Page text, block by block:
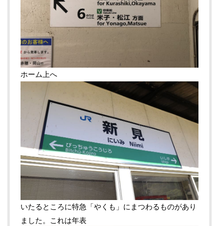
ホーム上へ
いたるところに特急「やくも」にまつわるものがあり
ました。これは年表